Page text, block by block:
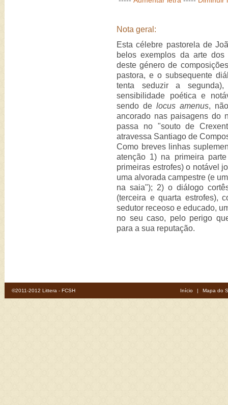
Nota geral:
Esta célebre pastorela de
belos exemplos da arte
deste género de
pastora, e o subsequente
tenta seduzir a
sensibilidade poética e
sendo de locus amenus,
ancorado nas paisagens do
passa no "souto de
atravessa Santiago de
Como breves linhas
atenção 1) na primeira
primeiras estrofes) o notável
uma alvorada campestre (e
na saia"); 2) o diálogo
(terceira e quarta estrofes),
sedutor receoso e educado,
no seu caso, pelo perigo
para a sua reputação.
©2011-2012 Littera - FCSH Início | Mapa do